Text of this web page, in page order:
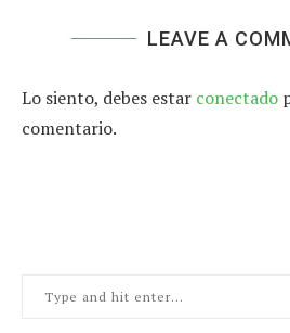
LEAVE A
Lo siento, debes estar conectado
comentario.